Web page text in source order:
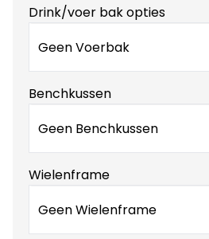
Drink/voer bak opties
Geen Voerbak
Benchkussen
Geen Benchkussen
Wielenframe
Geen Wielenframe